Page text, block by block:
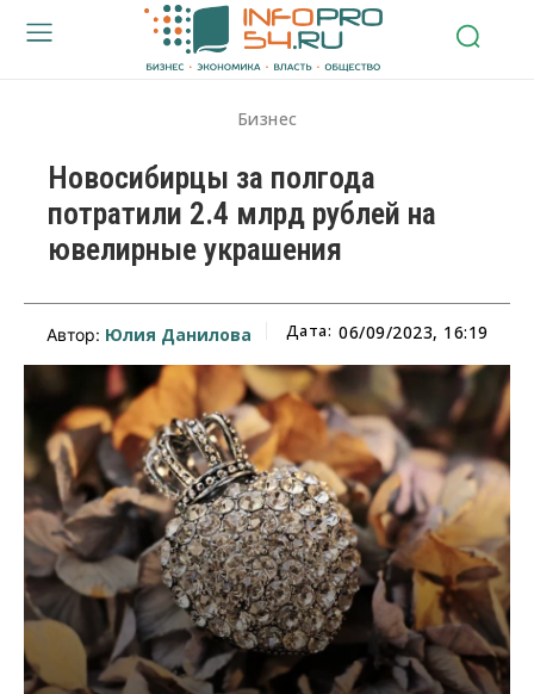
Бизнес
Новосибирцы за полгода
потратили 2.4 млрд рублей на
ювелирные украшения
Автор: Юлия Данилова Дата: 06/09/2023, 16:19